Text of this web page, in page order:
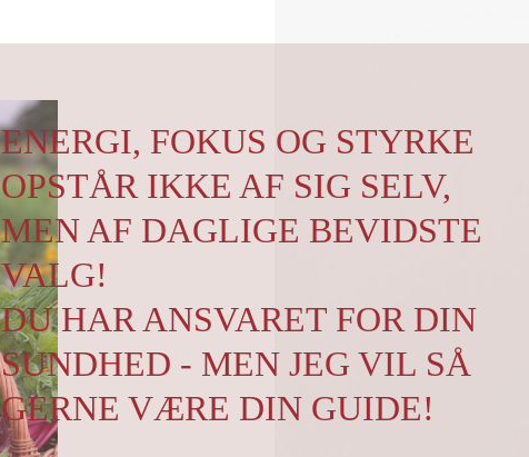
ENERGI, FOKUS OG STYRKE
OPSTÅR IKKE AF SIG SELV,
MEN AF DAGLIGE BEVIDSTE
VALG!
DU HAR ANSVARET FOR DIN
SUNDHED - MEN JEG VIL SÅ
GERNE VÆRE DIN GUIDE!